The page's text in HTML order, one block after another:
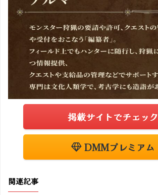
掲載サイトでチェック
DMMプレミアム
関連記事